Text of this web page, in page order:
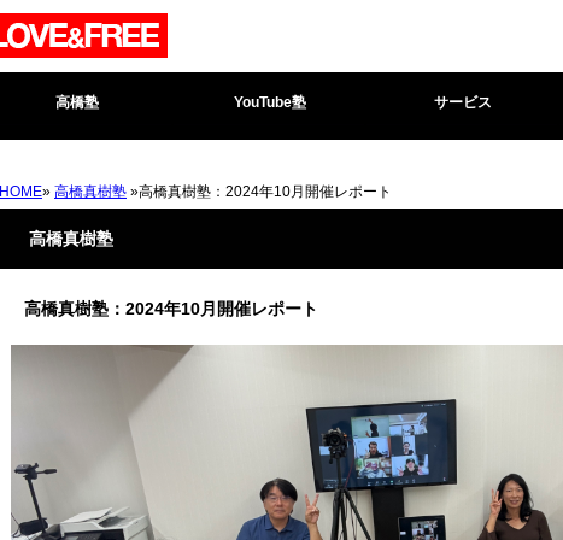
高橋塾 YouTube塾 サービス
HOME» 高橋真樹塾 »高橋真樹塾：2024年10月開催レポート
高橋真樹塾
高橋真樹塾：2024年10月開催レポート